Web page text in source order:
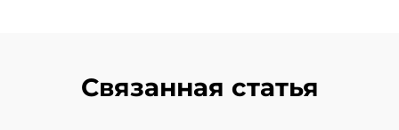
Связанная статья